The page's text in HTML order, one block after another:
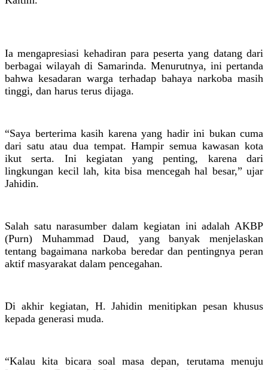
Ia mengapresiasi kehadiran para peserta yang datang dari
berbagai wilayah di Samarinda. Menurutnya, ini pertanda
bahwa kesadaran warga terhadap bahaya narkoba masih
tinggi, dan harus terus dijaga.
“Saya berterima kasih karena yang hadir ini bukan cuma
dari satu atau dua tempat. Hampir semua kawasan kota
ikut serta. Ini kegiatan yang penting, karena dari
lingkungan kecil lah, kita bisa mencegah hal besar,” ujar
Jahidin.
Salah satu narasumber dalam kegiatan ini adalah AKBP
(Purn) Muhammad Daud, yang banyak menjelaskan
tentang bagaimana narkoba beredar dan pentingnya peran
aktif masyarakat dalam pencegahan.
Di akhir kegiatan, H. Jahidin menitipkan pesan khusus
kepada generasi muda.
“Kalau kita bicara soal masa depan, terutama menuju